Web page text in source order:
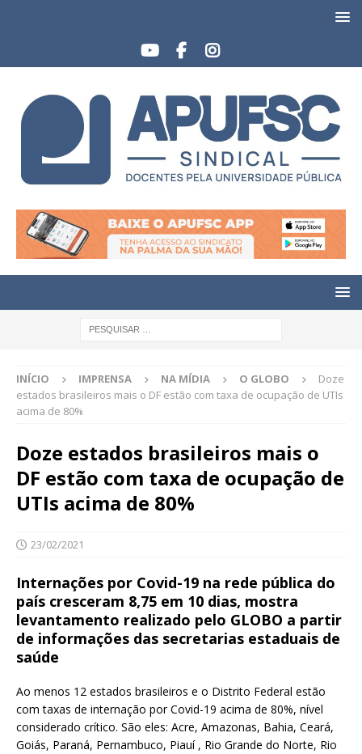
INÍCIO IMPRENSA NA MÍDIA O GLOBO
Doze
estados brasileiros mais o DF estão com taxa de ocupação de UTIs
acima de 80%
Doze estados brasileiros mais o
DF estão com taxa de ocupação de
UTIs acima de 80%
23/02/2021
Internações por Covid-19 na rede pública do
país cresceram 8,75 em 10 dias, mostra
levantamento realizado pelo GLOBO a partir
de informações das secretarias estaduais de
saúde
Ao menos 12 estados brasileiros e o Distrito Federal estão
com taxas de internação por Covid-19 acima de 80%, nível
considerado crítico. São eles: Acre, Amazonas, Bahia, Ceará,
Goiás, Paraná, Pernambuco, Piauí , Rio Grande do Norte, Rio